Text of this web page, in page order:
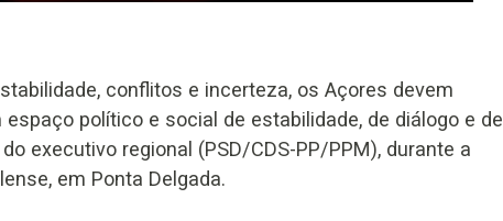
conflitos e incerteza, os Açores devem
político e social de estabilidade, de diálogo e de
executivo regional (PSD/CDS-PP/PPM), durante a
em Ponta Delgada.